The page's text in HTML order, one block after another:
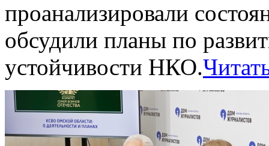
проанализировали
обсудили планы по
устойчивости НКО.